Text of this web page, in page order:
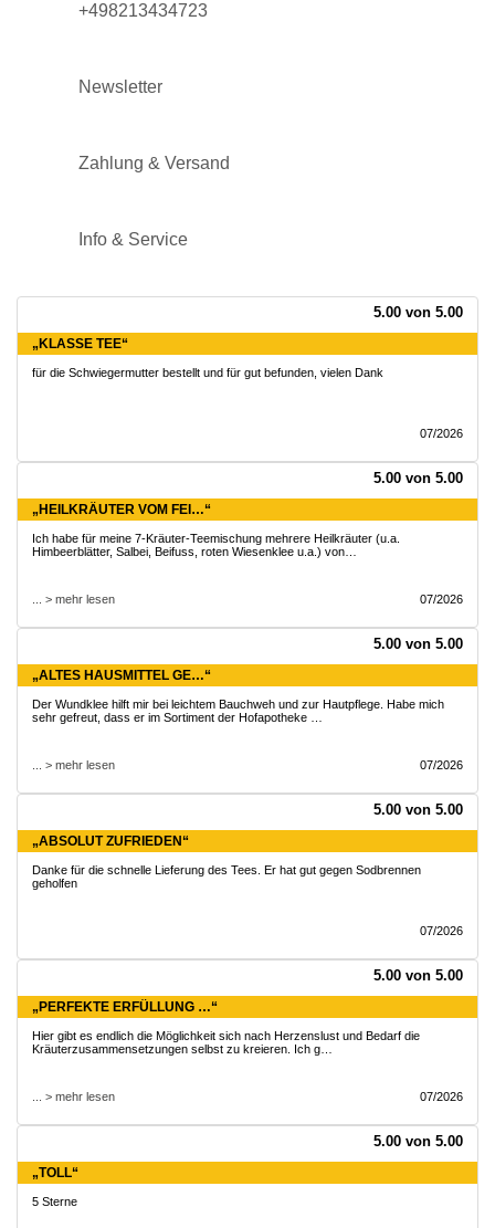
+498213434723
Newsletter
Zahlung & Versand
Info & Service
5.00 von 5.00
„KLASSE TEE“
für die Schwiegermutter bestellt und für gut befunden, vielen Dank
07/2026
5.00 von 5.00
„HEILKRÄUTER VOM FEI…“
Ich habe für meine 7-Kräuter-Teemischung mehrere Heilkräuter (u.a.
Himbeerblätter, Salbei, Beifuss, roten Wiesenklee u.a.) von…
... > mehr lesen 07/2026
5.00 von 5.00
„ALTES HAUSMITTEL GE…“
Der Wundklee hilft mir bei leichtem Bauchweh und zur Hautpflege. Habe mich
sehr gefreut, dass er im Sortiment der Hofapotheke …
... > mehr lesen 07/2026
5.00 von 5.00
„ABSOLUT ZUFRIEDEN“
Danke für die schnelle Lieferung des Tees. Er hat gut gegen Sodbrennen
geholfen
07/2026
5.00 von 5.00
„PERFEKTE ERFÜLLUNG …“
Hier gibt es endlich die Möglichkeit sich nach Herzenslust und Bedarf die
Kräuterzusammensetzungen selbst zu kreieren. Ich g…
... > mehr lesen 07/2026
5.00 von 5.00
„TOLL“
5 Sterne